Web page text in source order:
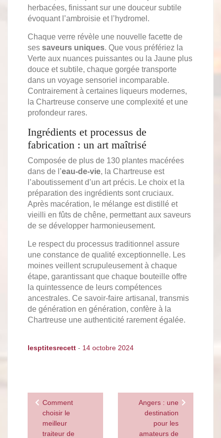
herbacées, finissant sur une douceur subtile
évoquant l’ambroisie et l’hydromel.
Chaque verre révèle une nouvelle facette de
ses saveurs uniques. Que vous préfériez la
Verte aux nuances puissantes ou la Jaune plus
douce et subtile, chaque gorgée transporte
dans un voyage sensoriel incomparable.
Contrairement à certaines liqueurs modernes,
la Chartreuse conserve une complexité et une
profondeur rares.
Ingrédients et processus de
fabrication : un art maîtrisé
Composée de plus de 130 plantes macérées
dans de l’eau-de-vie, la Chartreuse est
l’aboutissement d’un art précis. Le choix et la
préparation des ingrédients sont cruciaux.
Après macération, le mélange est distillé et
vieilli en fûts de chêne, permettant aux saveurs
de se développer harmonieusement.
Le respect du processus traditionnel assure
une constance de qualité exceptionnelle. Les
moines veillent scrupuleusement à chaque
étape, garantissant que chaque bouteille offre
la quintessence de leurs compétences
ancestrales. Ce savoir-faire artisanal, transmis
de génération en génération, confère à la
Chartreuse une authenticité rarement égalée.
lesptitesrecett - 14 octobre 2024
Navigation
l’article
Comment
choisir le
meilleur
traiteur de
Angers : une
destination
pour les
amateurs de